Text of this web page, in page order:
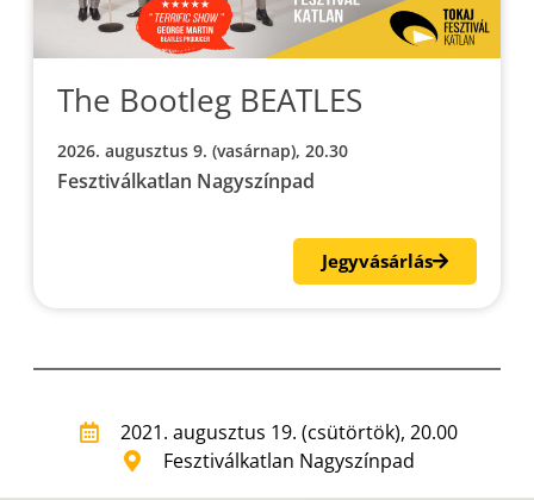
The Bootleg BEATLES
2026. augusztus 9. (vasárnap), 20.30
Fesztiválkatlan Nagyszínpad
Jegyvásárlás
2021. augusztus 19. (csütörtök), 20.00
Fesztiválkatlan Nagyszínpad